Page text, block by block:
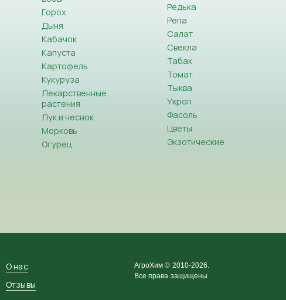
Горох
Дыня
Кабачок
Капуста
Картофель
Кукуруза
Лекарственные
растения
Лук и чеснок
Морковь
Огурец
Редька
Репа
Салат
Свекла
Табак
Томат
Тыква
Укроп
Фасоль
Цветы
Экзотические
О нас
Отзывы
АгроХим © 2010-2026.
Все права защищены